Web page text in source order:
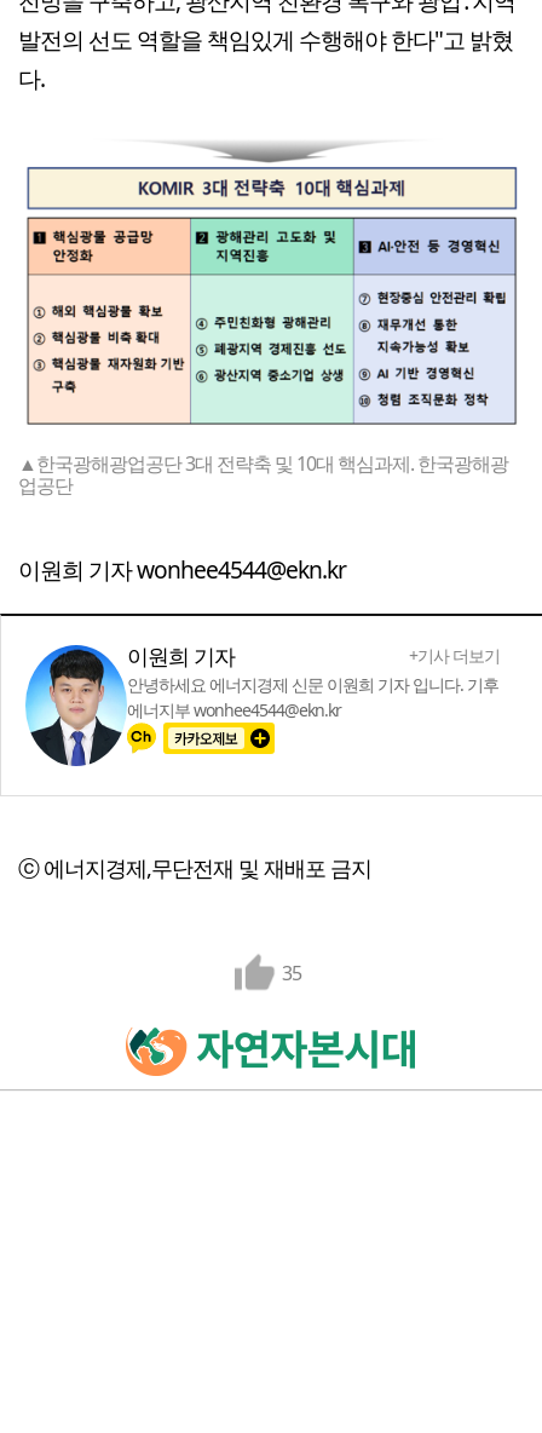
발전의 선도 역할을 책임있게 수행해야 한다"고 밝혔
다.
▲한국광해광업공단 3대 전략축 및 10대 핵심과제. 한국광해광
업공단
이원희 기자 wonhee4544@ekn.kr
이원희 기자
+기사 더보기
안녕하세요 에너지경제 신문 이원희 기자 입니다. 기후
에너지부 wonhee4544@ekn.kr
ⓒ 에너지경제,무단전재 및 재배포 금지
35